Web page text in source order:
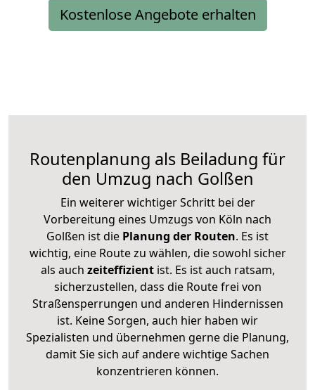
Kostenlose Angebote erhalten
Routenplanung als Beiladung für
den Umzug nach Golßen
Ein weiterer wichtiger Schritt bei der
Vorbereitung eines Umzugs von Köln nach
Golßen ist die Planung der Routen. Es ist
wichtig, eine Route zu wählen, die sowohl sicher
als auch zeiteffizientist. Es ist auch ratsam,
sicherzustellen, dass die Route frei von
Straßensperrungen und anderen Hindernissen
ist. Keine Sorgen, auch hier haben wir
Spezialisten und übernehmen gerne die Planung,
damit Sie sich auf andere wichtige Sachen
konzentrieren können.